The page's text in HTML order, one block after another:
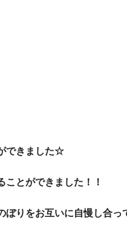
できました☆
ことができました！！
ぼりをお互いに自慢し合っ